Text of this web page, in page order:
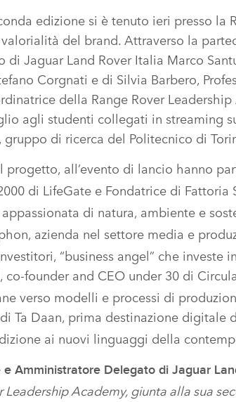
edizione si è tenuto ieri presso la
del brand. Attraverso la
Jaguar Land Rover Italia Marco
Corgnati e di Silvia Barbero,
della Range Rover
agli studenti collegati in streaming
gruppo di ricerca del Politecnico di
progetto, all’evento di lancio hanno
di LifeGate e Fondatrice di Fattoria
di natura, ambiente e
azienda nel settore media e
“business angel” che investe
, co‑founder and CEO under 30 di
verso modelli e processi di
Ta Daan, prima destinazione digitale
ai nuovi linguaggi della
Amministratore Delegato di Jaguar
Leadership Academy, giunta alla sua